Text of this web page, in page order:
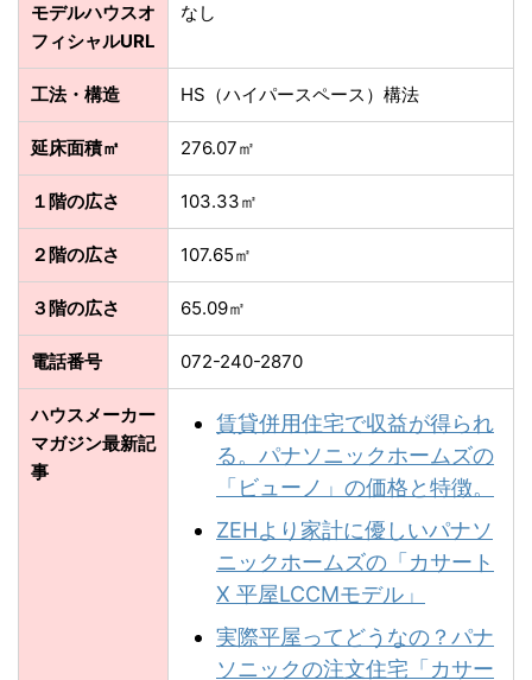
モデルハウスオ
フィシャルURL
なし
工法・構造 HS（ハイパースペース）構法
延床面積㎡ 276.07㎡
１階の広さ 103.33㎡
２階の広さ 107.65㎡
３階の広さ 65.09㎡
電話番号 072-240-2870
ハウスメーカー
マガジン最新記
事
賃貸併用住宅で収益が得られ
る。パナソニックホームズの
「ビューノ」の価格と特徴。
ZEHより家計に優しいパナソ
ニックホームズの「カサート
X 平屋LCCMモデル」
実際平屋ってどうなの？パナ
ソニックの注文住宅「カサー